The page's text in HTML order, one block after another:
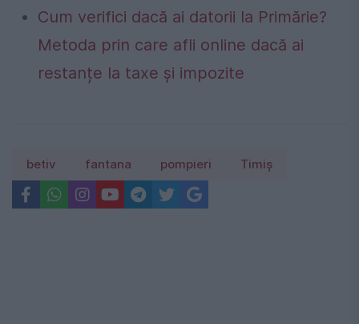
Cum verifici dacă ai datorii la Primărie?
Metoda prin care afli online dacă ai
restanțe la taxe și impozite
betiv fantana pompieri Timiş